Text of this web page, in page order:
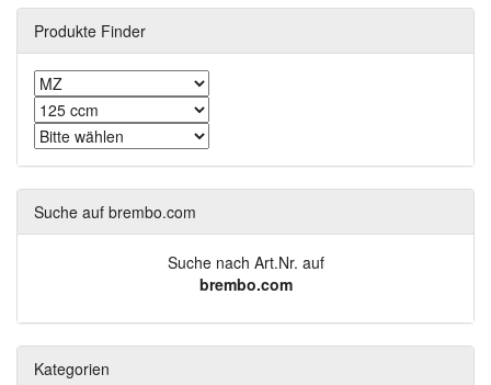
Produkte Finder
Suche auf brembo.com
Suche nach Art.Nr. auf
brembo.com
Kategorien